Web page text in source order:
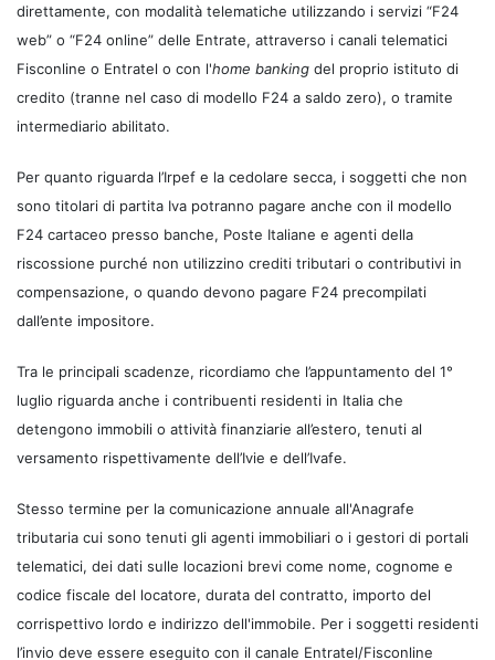
direttamente, con modalità telematiche utilizzando i servizi “F24
web” o “F24 online” delle Entrate, attraverso i canali telematici
Fisconline o Entratel o con l'home banking del proprio istituto di
credito (tranne nel caso di modello F24 a saldo zero), o tramite
intermediario abilitato.
Per quanto riguarda l’Irpef e la cedolare secca, i soggetti che non
sono titolari di partita Iva potranno pagare anche con il modello
F24 cartaceo presso banche, Poste Italiane e agenti della
riscossione purché non utilizzino crediti tributari o contributivi in
compensazione, o quando devono pagare F24 precompilati
dall’ente impositore.
Tra le principali scadenze, ricordiamo che l’appuntamento del 1°
luglio riguarda anche i contribuenti residenti in Italia che
detengono immobili o attività finanziarie all’estero, tenuti al
versamento rispettivamente dell’Ivie e dell’Ivafe.
Stesso termine per la comunicazione annuale all'Anagrafe
tributaria cui sono tenuti gli agenti immobiliari o i gestori di portali
telematici, dei dati sulle locazioni brevi come nome, cognome e
codice fiscale del locatore, durata del contratto, importo del
corrispettivo lordo e indirizzo dell'immobile. Per i soggetti residenti
l’invio deve essere eseguito con il canale Entratel/Fisconline